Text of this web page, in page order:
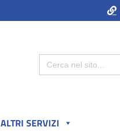
Search
for:
ALTRI SERVIZI